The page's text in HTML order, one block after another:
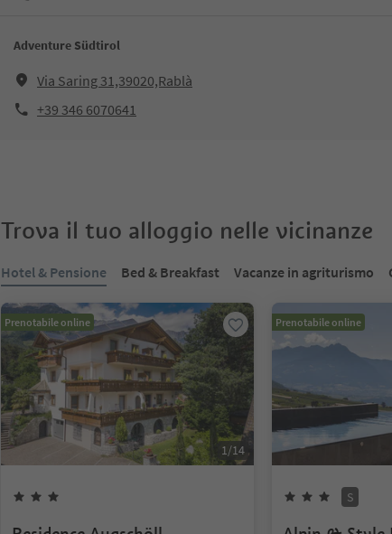
Adventure Südtirol
Via Saring 31,39020,Rablà
+39 346 6070641
Trova il tuo alloggio nelle vicinanze
Hotel & Pensione Bed & Breakfast Vacanze in agriturismo
Prenotabile online
1/14
Prenotabile online
S